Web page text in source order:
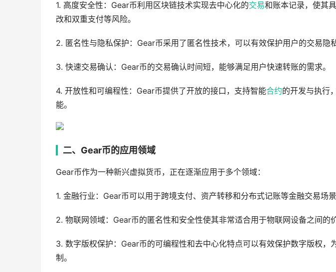
1. 高度安全性：Gear币利用区块链技术实现去中心化的交易和账本记录，使其
改和双重支付等风险。
2. 匿名性与隐私保护：Gear币采用了匿名性技术，可以有效保护用户的交易隐私
3. 快速交易确认：Gear币的交易确认时间短，能够满足用户快速转账的需求。
4. 开放性和可编程性：Gear币提供了开放的接口，支持智能合约的开发与执行
能。
二、Gear币的应用领域
Gear币作为一种新兴虚拟货币，正在逐渐应用于多个领域：
1. 金融行业：Gear币可以用于跨境支付、资产转移和分布式记账等金融交易场
2. 物联网领域：Gear币的匿名性和安全性使其非常适合用于物联网设备之间的
3. 数字版权保护：Gear币的可编程性和去中心化特点可以有效保护数字版权，
制。